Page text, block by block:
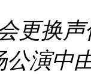
文
更换
公演中